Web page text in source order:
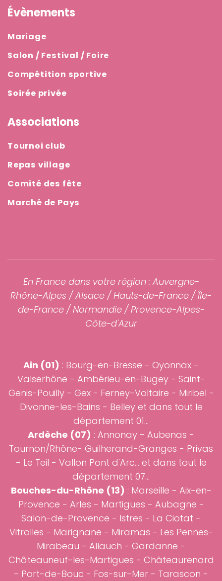
Évènements
Mariage
Salon / Festival / Foire
Compétition sportive
Soirée privée
Associations
Tournoi club
Repas village
Comité des fête
Marché de Pays
En France dans votre région : Auvergne-
Rhône-Alpes / Alsace / Hauts-de-France / Île-
de-France/ Normandie/ Provence-Alpes-
Côte-d'Azur
Ain (01) : Bourg-en-Bresse - Oyonnax -
Valserhône - Ambérieu-en-Bugey - Saint-
Genis-Pouilly- Gex- Ferney-Voltaire - Miribel -
Divonne-les-Bains - Belley et dans tout le
département 01...
Ardèche (07) : Annonay - Aubenas -
Tournon/Rhône- Guilherand-Granges - Privas
- Le Teil - Vallon Pont d'Arc... et dans tout le
département 07...
Bouches-du-Rhône (13) : Marseille - Aix-en-
Provence - Arles - Martigues - Aubagne -
Salon-de-Provence - Istres - La Ciotat -
Vitrolles - Marignane - Miramas - Les Pennes-
Mirabeau - Allauch - Gardanne -
Châteauneuf-les-Martigues - Châteaurenard
- Port-de-Bouc - Fos-sur-Mer - Tarascon -